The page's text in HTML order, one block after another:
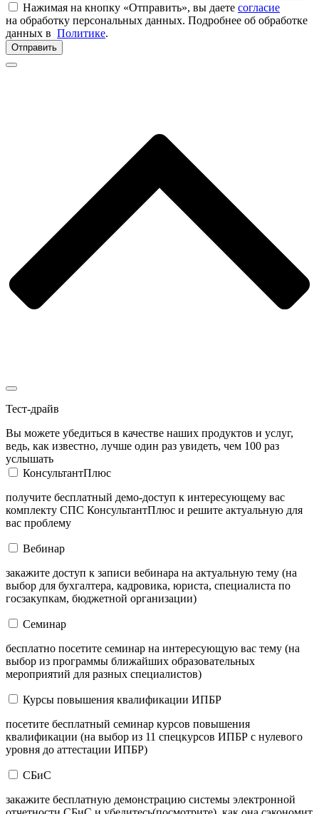
Нажимая на кнопку «Отправить», вы даете согласие
на обработку персональных данных. Подробнее об обработке
данных в Политике.
Отправить
Тест-драйв
Вы можете убедиться в качестве наших продуктов и услуг,
ведь, как известно, лучше один раз увидеть, чем 100 раз
услышать
КонсультантПлюс
получите бесплатный демо-доступ к интересующему вас
комплекту СПС КонсультантПлюс и решите актуальную для
вас проблему
Вебинар
закажите доступ к записи вебинара на актуальную тему (на
выбор для бухгалтера, кадровика, юриста, специалиста по
госзакупкам, бюджетной организации)
Семинар
бесплатно посетите семинар на интересующую вас тему (на
выбор из программы ближайших образовательных
мероприятий для разных специалистов)
Курсы повышения квалификации ИПБР
посетите бесплатный семинар курсов повышения
квалификации (на выбор из 11 спецкурсов ИПБР с нулевого
уровня до аттестации ИПБР)
СБиС
закажите бесплатную демонстрацию системы электронной